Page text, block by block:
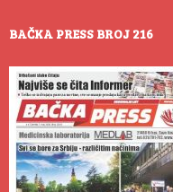
BAČKA PRESS BROJ 216